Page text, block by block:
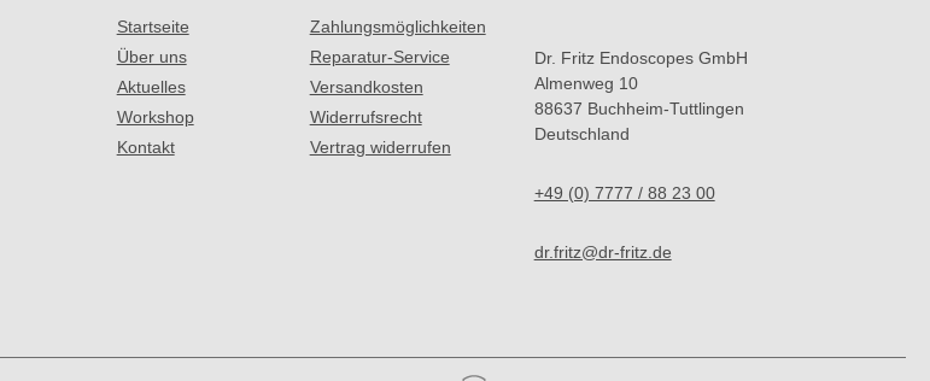
Startseite
Über uns
Aktuelles
Workshop
Kontakt
Zahlungsmöglichkeiten
Reparatur-Service
Versandkosten
Widerrufsrecht
Vertrag widerrufen
Dr. Fritz Endoscopes GmbH
Almenweg 10
88637 Buchheim-Tuttlingen
Deutschland
+49 (0) 7777 / 88 23 00
dr.fritz@dr-fritz.de